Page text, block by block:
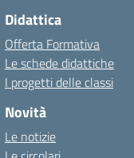
Didattica
Offerta Formativa
Le schede didattiche
I progetti delle classi
Novità
Le notizie